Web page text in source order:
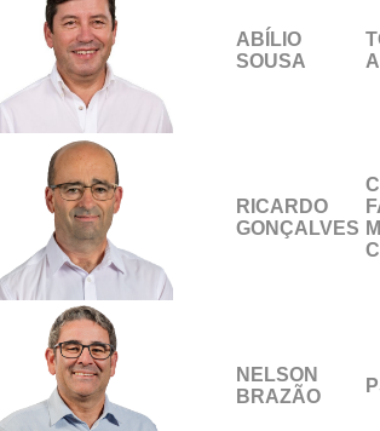
ABÍLIO
SOUSA
RICARDO
GONÇALVES
NELSON
BRAZÃO